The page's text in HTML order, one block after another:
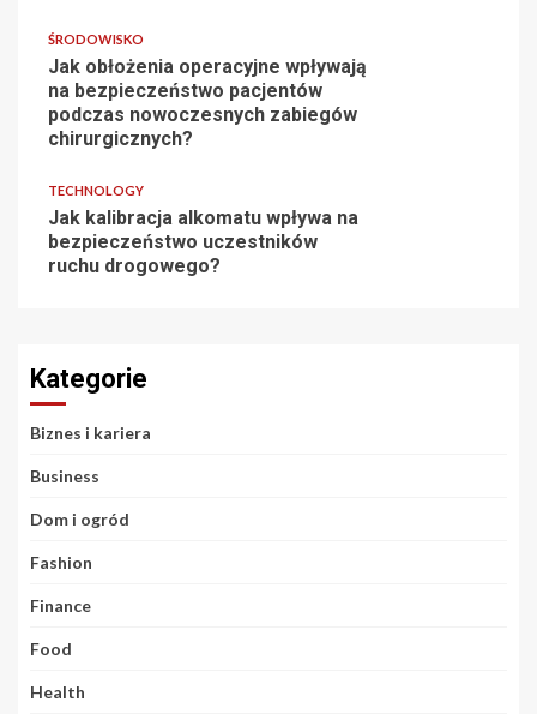
ŚRODOWISKO
Jak obłożenia operacyjne wpływają
na bezpieczeństwo pacjentów
podczas nowoczesnych zabiegów
chirurgicznych?
TECHNOLOGY
Jak kalibracja alkomatu wpływa na
bezpieczeństwo uczestników
ruchu drogowego?
Kategorie
Biznes i kariera
Business
Dom i ogród
Fashion
Finance
Food
Health